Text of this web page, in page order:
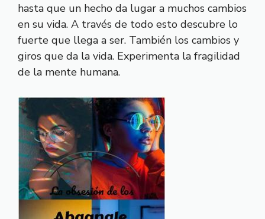
hasta que un hecho da lugar a muchos cambios
en su vida. A través de todo esto descubre lo
fuerte que llega a ser. También los cambios y
giros que da la vida. Experimenta la fragilidad
de la mente humana.